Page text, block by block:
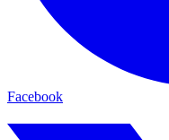
Facebook